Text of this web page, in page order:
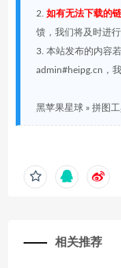
2. 如有无法下载的
馈，我们将及时进行
3. 本站发布的内容
admin#heipg.cn，
黑苹果星球 » 拼图
相关推荐